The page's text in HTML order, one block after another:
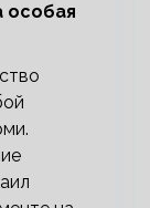
особая